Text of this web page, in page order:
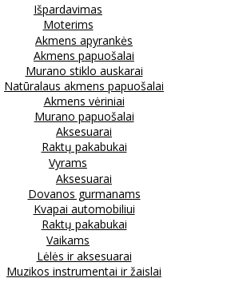
Išpardavimas
Moterims
Akmens apyrankės
Akmens papuošalai
Murano stiklo auskarai
Natūralaus akmens papuošalai
Akmens vėriniai
Murano papuošalai
Aksesuarai
Raktų pakabukai
Vyrams
Aksesuarai
Dovanos gurmanams
Kvapai automobiliui
Raktų pakabukai
Vaikams
Lėlės ir aksesuarai
Muzikos instrumentai ir žaislai